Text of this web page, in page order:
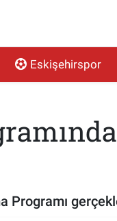
Eskişehirspor
Programı